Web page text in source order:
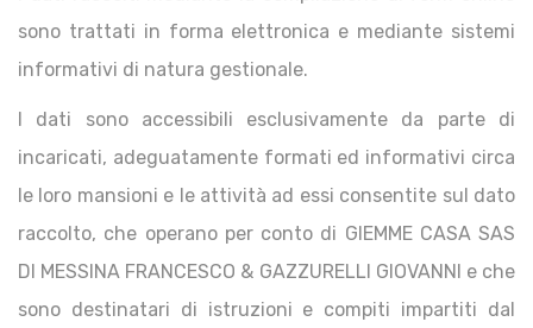
sono trattati in forma elettronica e mediante sistemi
informativi di natura gestionale.
I dati sono accessibili esclusivamente da parte di
incaricati, adeguatamente formati ed informativi circa
le loro mansioni e le attività ad essi consentite sul dato
raccolto, che operano per conto di GIEMME CASA SAS
DI MESSINA FRANCESCO & GAZZURELLI GIOVANNI e che
sono destinatari di istruzioni e compiti impartiti dal